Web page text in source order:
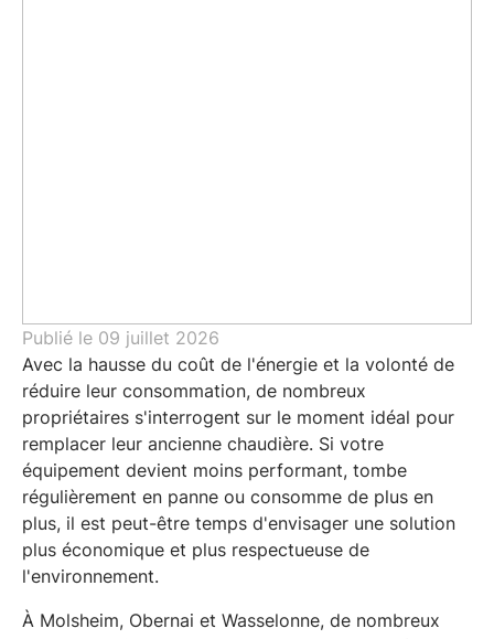
Publié le 09 juillet 2026
Avec la hausse du coût de l'énergie et la volonté de
réduire leur consommation, de nombreux
propriétaires s'interrogent sur le moment idéal pour
remplacer leur ancienne chaudière. Si votre
équipement devient moins performant, tombe
régulièrement en panne ou consomme de plus en
plus, il est peut-être temps d'envisager une solution
plus économique et plus respectueuse de
l'environnement.
À Molsheim, Obernai et Wasselonne, de nombreux